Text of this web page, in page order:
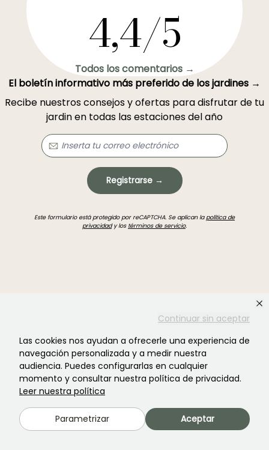
Continuar sin aceptar
Las cookies nos ayudan a ofrecerle una experiencia de
navegación personalizada y a medir nuestra
audiencia. Puedes configurarlas en cualquier
momento y consultar nuestra política de privacidad.
Leer nuestra política
Parametrizar Aceptar
4,4/5
Todos los comentarios →
El boletín informativo más preferido de los jardines →
Recibe nuestros consejos y ofertas para disfrutar de tu
jardin en todas las estaciones del año
Registrarse →
Este formulario está protegido por reCAPTCHA. Se aplican lapolítica de
privacidady los términos de servicio.
¿No encontraste lo que buscabas?